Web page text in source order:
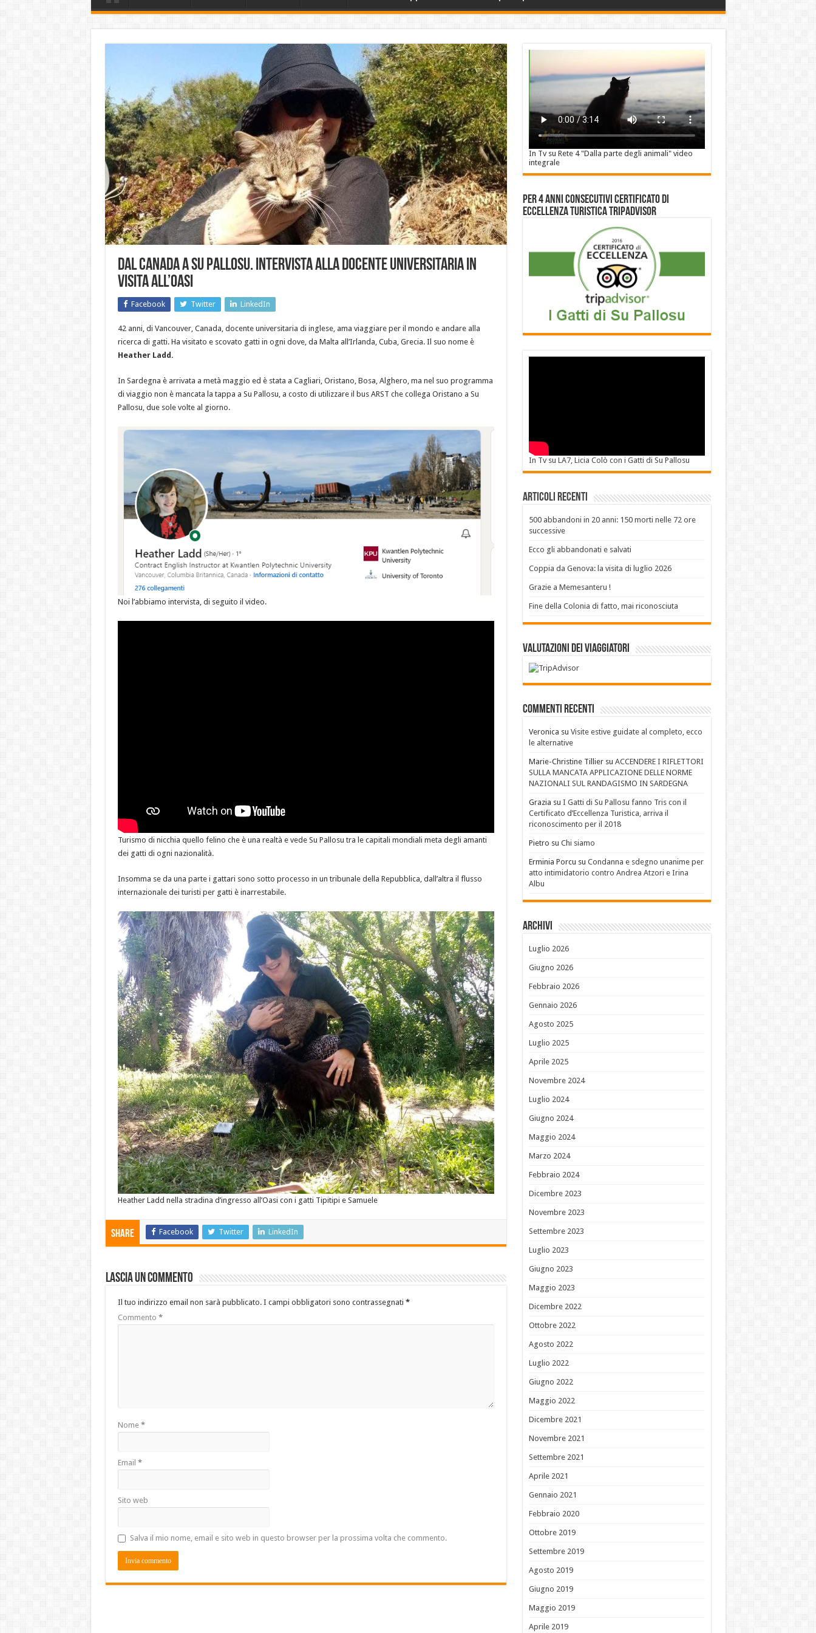
Dal Canada a Su Pallosu. Intervista alla docente universitaria in
visita all’Oasi
Facebook Twitter LinkedIn
42 anni, di Vancouver, Canada, docente universitaria di inglese, ama viaggiare per il mondo e andare alla
ricerca di gatti. Ha visitato e scovato gatti in ogni dove, da Malta all’Irlanda, Cuba, Grecia. Il suo nome è
Heather Ladd.
In Sardegna è arrivata a metà maggio ed è stata a Cagliari, Oristano, Bosa, Alghero, ma nel suo programma
di viaggio non è mancata la tappa a Su Pallosu, a costo di utilizzare il bus ARST che collega Oristano a Su
Pallosu, due sole volte al giorno.
Noi l’abbiamo intervista, di seguito il video.
Turismo di nicchia quello felino che è una realtà e vede Su Pallosu tra le capitali mondiali meta degli amanti
dei gatti di ogni nazionalità.
Insomma se da una parte i gattari sono sotto processo in un tribunale della Repubblica, dall’altra il flusso
internazionale dei turisti per gatti è inarrestabile.
Heather Ladd nella stradina d’ingresso all’Oasi con i gatti Tipitipi e Samuele
Share Facebook Twitter LinkedIn
Lascia un commento
Il tuo indirizzo email non sarà pubblicato. I campi obbligatori sono contrassegnati *
Commento *
Nome *
Email *
Sito web
Salva il mio nome, email e sito web in questo browser per la prossima volta che commento.
In Tv su Rete 4 "Dalla parte degli animali" video
integrale
Per 4 anni consecutivi Certificato di
Eccellenza Turistica Tripadvisor
In Tv su LA7, Licia Colò con i Gatti di Su Pallosu
Articoli recenti
500 abbandoni in 20 anni: 150 morti nelle 72 ore
successive
Ecco gli abbandonati e salvati
Coppia da Genova: la visita di luglio 2026
Grazie a Memesanteru !
Fine della Colonia di fatto, mai riconosciuta
Valutazioni dei Viaggiatori
Commenti recenti
Veronica su Visite estive guidate al completo, ecco
le alternative
Marie-Christine Tilliersu ACCENDERE I RIFLETTORI
SULLA MANCATA APPLICAZIONE DELLE NORME
NAZIONALI SUL RANDAGISMO IN SARDEGNA
Grazia su I Gatti di Su Pallosu fanno Tris con il
Certificato d’Eccellenza Turistica, arriva il
riconoscimento per il 2018
Pietro su Chi siamo
Erminia Porcu su Condanna e sdegno unanime per
atto intimidatorio contro Andrea Atzori e Irina
Albu
Archivi
Luglio 2026
Giugno 2026
Febbraio 2026
Gennaio 2026
Agosto 2025
Luglio 2025
Aprile 2025
Novembre 2024
Luglio 2024
Giugno 2024
Maggio 2024
Marzo 2024
Febbraio 2024
Dicembre 2023
Novembre 2023
Settembre 2023
Luglio 2023
Giugno 2023
Maggio 2023
Dicembre 2022
Ottobre 2022
Agosto 2022
Luglio 2022
Giugno 2022
Maggio 2022
Dicembre 2021
Novembre 2021
Settembre 2021
Aprile 2021
Gennaio 2021
Febbraio 2020
Ottobre 2019
Settembre 2019
Agosto 2019
Giugno 2019
Maggio 2019
Aprile 2019